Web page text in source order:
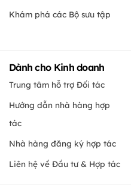
Khám phá các Bộ sưu tập
Dành cho Kinh doanh
Trung tâm hỗ trợ Đối tác
Hướng dẫn nhà hàng hợp
tác
Nhà hàng đăng ký hợp tác
Liên hệ về Đầu tư & Hợp tác